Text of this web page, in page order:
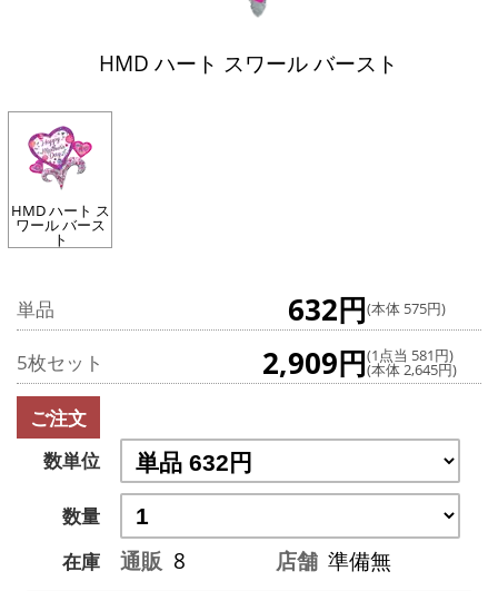
HMD ハート スワール バースト
HMD ハート ス
ワール バース
ト
単品 632円(本体 575円)
5枚セット 2,909円(1点当 581円)
(本体 2,645円)
ご注文
数単位
数量
在庫
通販 8 店舗 準備無